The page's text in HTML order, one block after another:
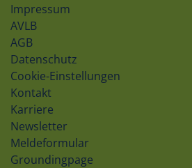
Impressum
AVLB
AGB
Datenschutz
Cookie-Einstellungen
Kontakt
Karriere
Newsletter
Meldeformular
Groundingpage